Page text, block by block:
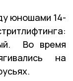
юношами 14-
Во время
на